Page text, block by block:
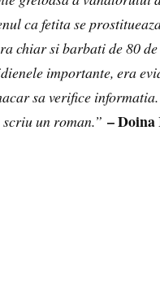
ca fetita se
chiar si barbati de 80
importante, era
sa verifice
scriu un roman.”–